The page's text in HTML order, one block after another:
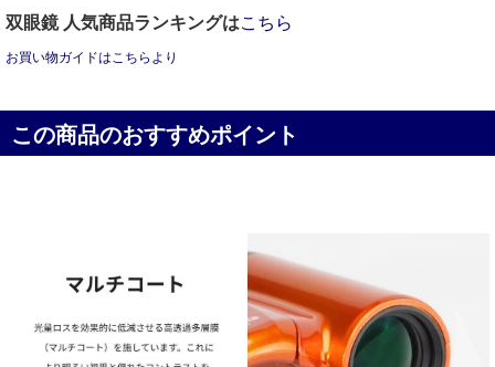
双眼鏡 人気商品ランキングはこちら
お買い物ガイドはこちらより
この商品のおすすめポイント